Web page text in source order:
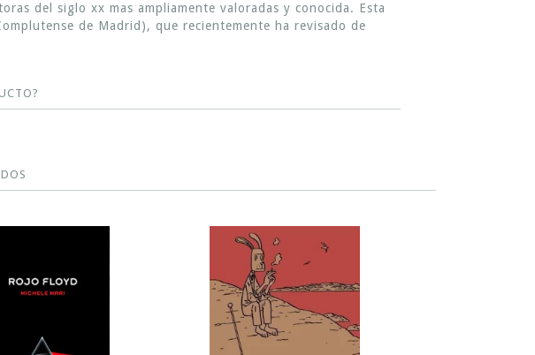
del siglo xx mas ampliamente valoradas y conocida. Esta
de Madrid), que recientemente ha revisado de